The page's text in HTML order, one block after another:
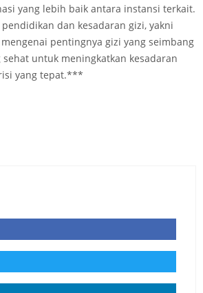
yang lebih baik antara instansi terkait.
dan kesadaran gizi, yakni
pentingnya gizi yang seimbang
untuk meningkatkan kesadaran
yang tepat.***